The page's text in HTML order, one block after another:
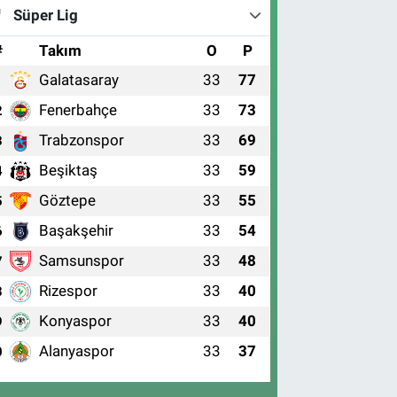
Süper Lig
Takım O P
Galatasaray 33 77
Fenerbahçe 33 73
Trabzonspor 33 69
Beşiktaş 33 59
Göztepe 33 55
Başakşehir 33 54
Samsunspor 33 48
Rizespor 33 40
Konyaspor 33 40
Alanyaspor 33 37